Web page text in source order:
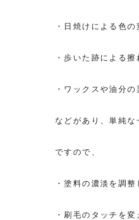
・日焼けによる色の
・歩いた跡による擦
・ワックスや油分の
などがあり、単純
ですので、
・塗料の濃淡を調整
・刷毛のタッチを変